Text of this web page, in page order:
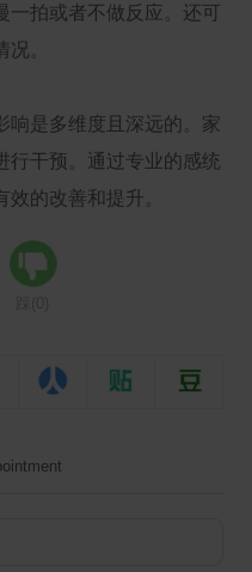
一拍或者不做反应。还可
。
是多维度且深远的。家
行干预。通过专业的感统
的改善和提升。